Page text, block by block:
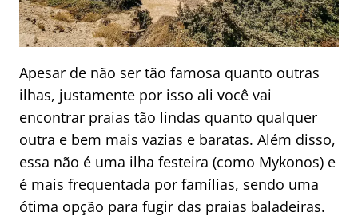
Apesar de não ser tão famosa quanto outras
ilhas, justamente por isso ali você vai
encontrar praias tão lindas quanto qualquer
outra e bem mais vazias e baratas. Além disso,
essa não é uma ilha festeira (como Mykonos) e
é mais frequentada por famílias, sendo uma
ótima opção para fugir das praias baladeiras.